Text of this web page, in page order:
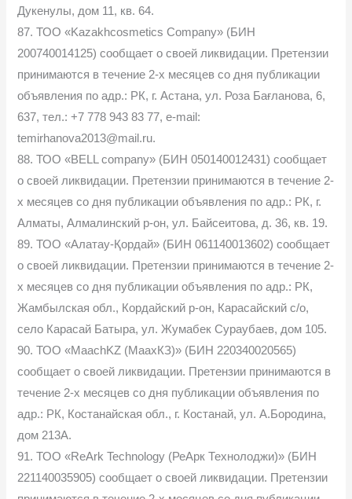
Дукенулы, дом 11, кв. 64.
87. ТОО «Kazakhcosmetics Company» (БИН
200740014125) сообщает о своей ликвидации. Претензии
принимаются в течение 2-х месяцев со дня публикации
объявления по адр.: РК, г. Астана, ул. Роза Бағланова, 6,
637, тел.: +7 778 943 83 77, e-mail:
temirhanova2013@mail.ru.
88. ТОО «BELL company» (БИН 050140012431) сообщает
о своей ликвидации. Претензии принимаются в течение 2-
х месяцев со дня публикации объявления по адр.: РК, г.
Алматы, Алмалинский р-он, ул. Байсеитова, д. 36, кв. 19.
89. ТОО «Алатау-Қордай» (БИН 061140013602) сообщает
о своей ликвидации. Претензии принимаются в течение 2-
х месяцев со дня публикации объявления по адр.: РК,
Жамбылская обл., Кордайский р-он, Карасайский с/о,
село Карасай Батыра, ул. Жумабек Сураубаев, дом 105.
90. ТОО «MaachKZ (МаахКЗ)» (БИН 220340020565)
сообщает о своей ликвидации. Претензии принимаются в
течение 2-х месяцев со дня публикации объявления по
адр.: РК, Костанайская обл., г. Костанай, ул. А.Бородина,
дом 213А.
91. ТОО «ReArk Technology (РеАрк Технолоджи)» (БИН
221140035905) сообщает о своей ликвидации. Претензии